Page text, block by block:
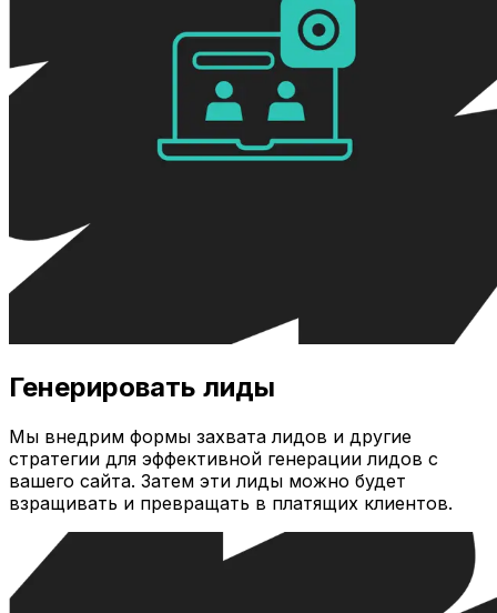
Генерировать лиды
Мы внедрим формы захвата лидов и другие
стратегии для эффективной генерации лидов с
вашего сайта. Затем эти лиды можно будет
взращивать и превращать в платящих клиентов.